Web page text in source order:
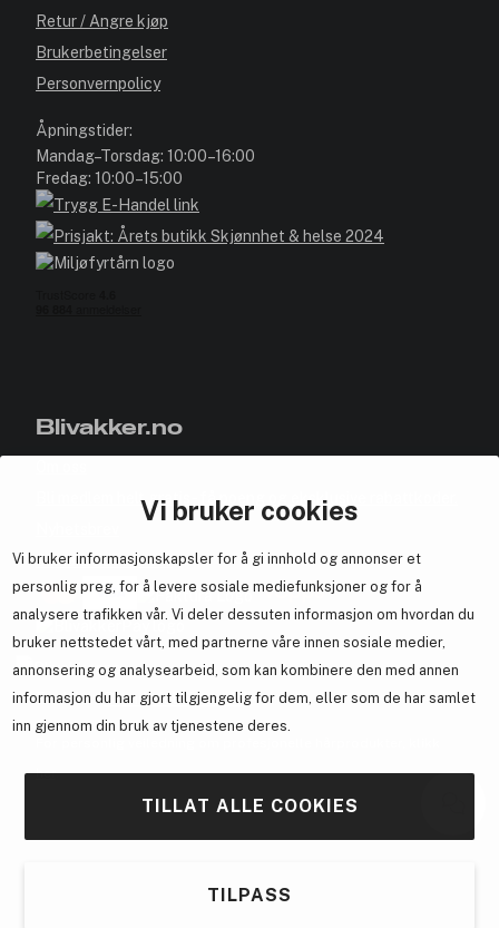
Vi bruker cookies
Vi bruker informasjonskapsler for å gi innhold og annonser et
personlig preg, for å levere sosiale mediefunksjoner og for å
analysere trafikken vår. Vi deler dessuten informasjon om hvordan du
bruker nettstedet vårt, med partnerne våre innen sosiale medier,
annonsering og analysearbeid, som kan kombinere den med annen
informasjon du har gjort tilgjengelig for dem, eller som de har samlet
inn gjennom din bruk av tjenestene deres.
TILLAT ALLE COOKIES
TILPASS
Retur / Angre kjøp
Brukerbetingelser
Personvernpolicy
Åpningstider:
Mandag–Torsdag: 10:00–16:00
Fredag: 10:00–15:00
Blivakker.no
Bli medlem helt gratis - få poeng og eksklusive rabattkoder.
Samarbeid med oss
En del avBrandsdal Group AS
her.